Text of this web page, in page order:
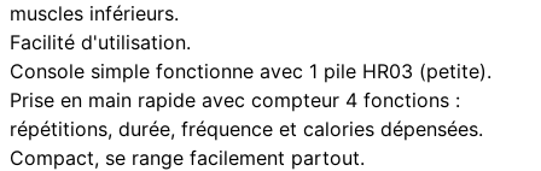
muscles inférieurs.
Facilité d'utilisation.
Console simple fonctionne avec 1 pile HR03 (petite).
Prise en main rapide avec compteur 4 fonctions :
répétitions, durée, fréquence et calories dépensées.
Compact, se range facilement partout.